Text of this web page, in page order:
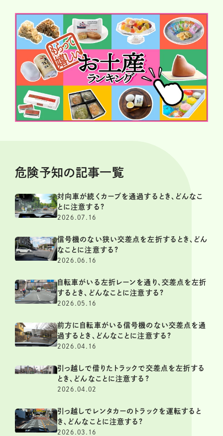
危険予知の記事一覧
対向車が続くカーブを通過するとき、どんなこ
とに注意する?
2026.07.16
信号機のない狭い交差点を左折するとき、どん
なことに注意する?
2026.06.16
自転車がいる左折レーンを通り、交差点を左折
するとき、どんなことに注意する?
2026.05.16
前方に自転車がいる信号機のない交差点を通
過するとき、どんなことに注意する?
2026.04.16
引っ越しで借りたトラックで交差点を左折する
とき、どんなことに注意する?
2026.04.02
引っ越しでレンタカーのトラックを運転すると
き、どんなことに注意する?
2026.03.16